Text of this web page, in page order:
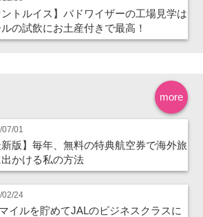
ントルイス】バドワイザーの工場見学は
の試飲にお土産付きで最高！
more
01
新版】毎年、無料の特典航空券で海外旅
かける私の方法
02/24
イルを貯めてJALのビジネスクラスに